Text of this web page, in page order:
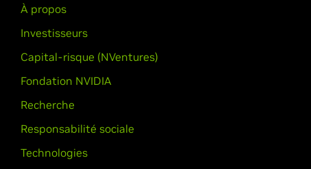
À propos
Investisseurs
Capital-risque (NVentures)
Fondation NVIDIA
Recherche
Responsabilité sociale
Technologies